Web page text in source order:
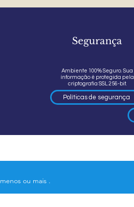
Segurança
Ambiente 100% Seguro. Sua
informação é protegida pela
criptografia SSL 256-bit.
Políticas de segurança
ou mais .